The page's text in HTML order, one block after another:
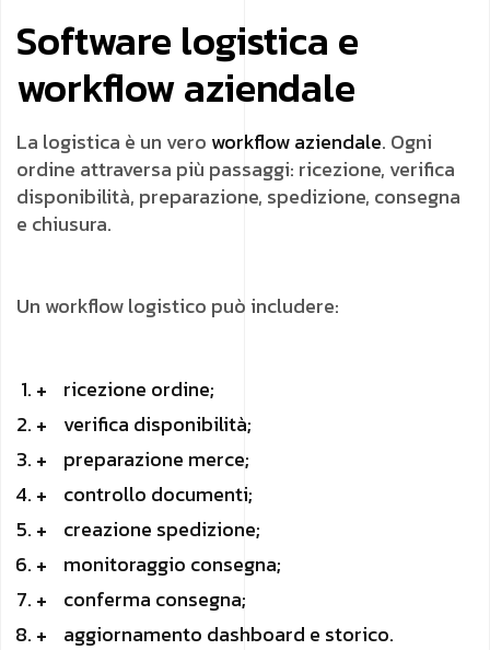
Software logistica e
workflow aziendale
La logistica è un vero workflow aziendale. Ogni
ordine attraversa più passaggi: ricezione, verifica
disponibilità, preparazione, spedizione, consegna
e chiusura.
Un workflow logistico può includere:
ricezione ordine;
verifica disponibilità;
preparazione merce;
controllo documenti;
creazione spedizione;
monitoraggio consegna;
conferma consegna;
aggiornamento dashboard e storico.